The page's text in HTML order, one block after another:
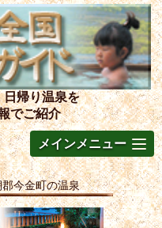
日帰り温泉を
でご紹介
メインメニュー
郡今金町の温泉